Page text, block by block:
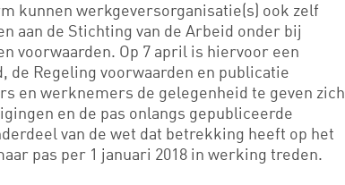
kunnen werkgeversorganisatie(s) ook zelf
aan de Stichting van de Arbeid onder bij
voorwaarden. Op 7 april is hiervoor een
de Regeling voorwaarden en publicatie
en werknemers de gelegenheid te geven zich
en de pas onlangs gepubliceerde
van de wet dat betrekking heeft op het
pas per 1 januari 2018 in werking treden.